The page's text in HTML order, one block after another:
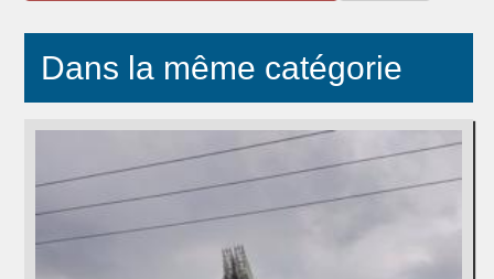
Dans la même catégorie